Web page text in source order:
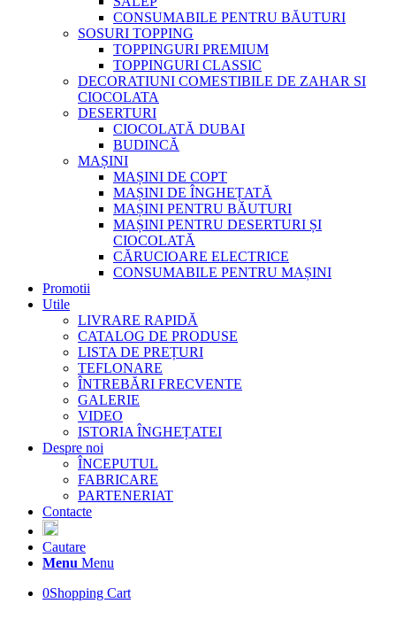
CONSUMABILE PENTRU BĂUTURI
SOSURI TOPPING
TOPPINGURI PREMIUM
TOPPINGURI CLASSIC
DECORATIUNI COMESTIBILE DE ZAHAR SI
CIOCOLATA
DESERTURI
CIOCOLATĂ DUBAI
BUDINCĂ
MAȘINI
MAȘINI DE COPT
MAȘINI DE ÎNGHEȚATĂ
MAȘINI PENTRU BĂUTURI
MAȘINI PENTRU DESERTURI ȘI
CIOCOLATĂ
CĂRUCIOARE ELECTRICE
CONSUMABILE PENTRU MAȘINI
Promotii
Utile
LIVRARE RAPIDĂ
CATALOG DE PRODUSE
LISTA DE PREȚURI
TEFLONARE
ÎNTREBĂRI FRECVENTE
GALERIE
VIDEO
ISTORIA ÎNGHEȚATEI
Despre noi
ÎNCEPUTUL
FABRICARE
PARTENERIAT
Contacte
Cautare
Menu Menu
0Shopping Cart